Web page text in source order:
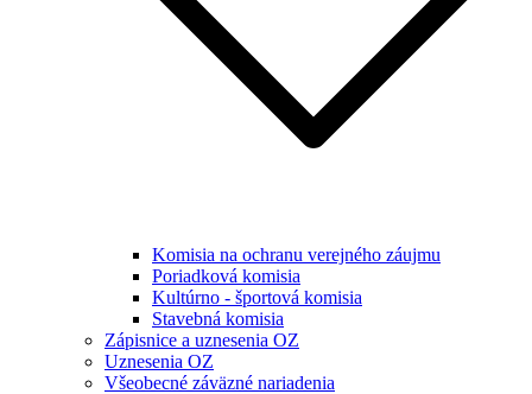
Komisia na ochranu verejného záujmu
Poriadková komisia
Kultúrno - športová komisia
Stavebná komisia
Zápisnice a uznesenia OZ
Uznesenia OZ
Všeobecné záväzné nariadenia